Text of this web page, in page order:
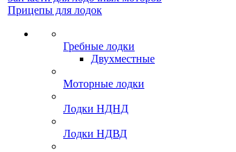
Прицепы для лодок
Гребные лодки
Двухместные
Моторные лодки
Лодки НДНД
Лодки НДВД